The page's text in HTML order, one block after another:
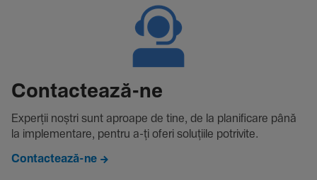
Contac­tează-ne
Experții noștri sunt aproape de tine, de la plani­fi­care până
la imple­men­tare, pentru a-ți oferi solu­țiile potri­vite.
Contactează-ne